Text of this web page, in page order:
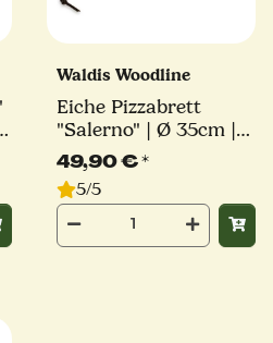
Waldis Woodline
Eiche Pizzabrett
"Salerno" | Ø 35cm |
Waldis
49,90 €*
5/5